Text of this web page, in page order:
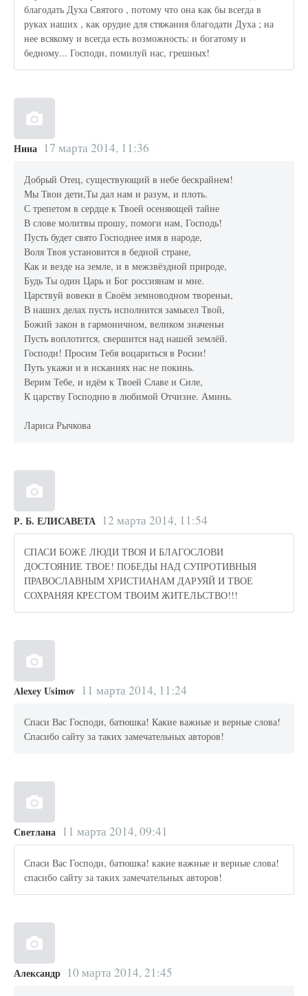
благодать Духа Святого , потому что она как бы всегда в
руках наших , как орудие для стяжания благодати Духа ; на
нее всякому и всегда есть возможность: и богатому и
бедному... Господи, помилуй нас, грешных!
Нина 17 марта 2014, 11:36
Добрый Отец, существующий в небе бескрайнем!
Мы Твои дети,Ты дал нам и разум, и плоть.
С трепетом в сердце к Твоей осеняющей тайне
В слове молитвы прошу, помоги нам, Господь!
Пусть будет свято Господнее имя в народе,
Воля Твоя установится в бедной стране,
Как и везде на земле, и в межзвёздной природе,
Будь Ты один Царь и Бог россиянам и мне.
Царствуй вовеки в Своём земноводном твореньи,
В наших делах пусть исполнится замысел Твой,
Божий закон в гармоничном, великом значеньи
Пусть воплотится, свершится над нашей землёй.
Господи! Просим Тебя воцариться в Росии!
Путь укажи и в исканиях нас не покинь.
Верим Тебе, и идём к Твоей Славе и Силе,
К царству Господню в любимой Отчизне. Аминь.
Лариса Рычкова
Р. Б. ЕЛИСАВЕТА 12 марта 2014, 11:54
СПАСИ БОЖЕ ЛЮДИ ТВОЯ И БЛАГОСЛОВИ
ДОСТОЯНИЕ ТВОЕ! ПОБЕДЫ НАД СУПРОТИВНЫЯ
ПРАВОСЛАВНЫМ ХРИСТИАНАМ ДАРУЯЙ И ТВОЕ
СОХРАНЯЯ КРЕСТОМ ТВОИМ ЖИТЕЛЬСТВО!!!
Alexey Usimov 11 марта 2014, 11:24
Спаси Вас Господи, батюшка! Какие важные и верные слова!
Спасибо сайту за таких замечательных авторов!
Светлана 11 марта 2014, 09:41
Спаси Вас Господи, батюшка! какие важные и верные слова!
спасибо сайту за таких замечательных авторов!
Александр 10 марта 2014, 21:45